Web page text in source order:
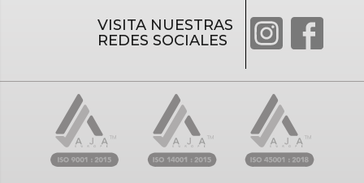
VISITA NUESTRAS
REDES SOCIALES